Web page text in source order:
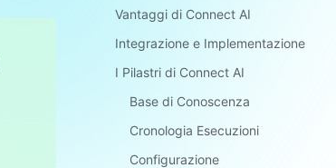
Vantaggi di Connect AI
Integrazione e Implementazione
I Pilastri di Connect AI
Base di Conoscenza
Cronologia Esecuzioni
Configurazione